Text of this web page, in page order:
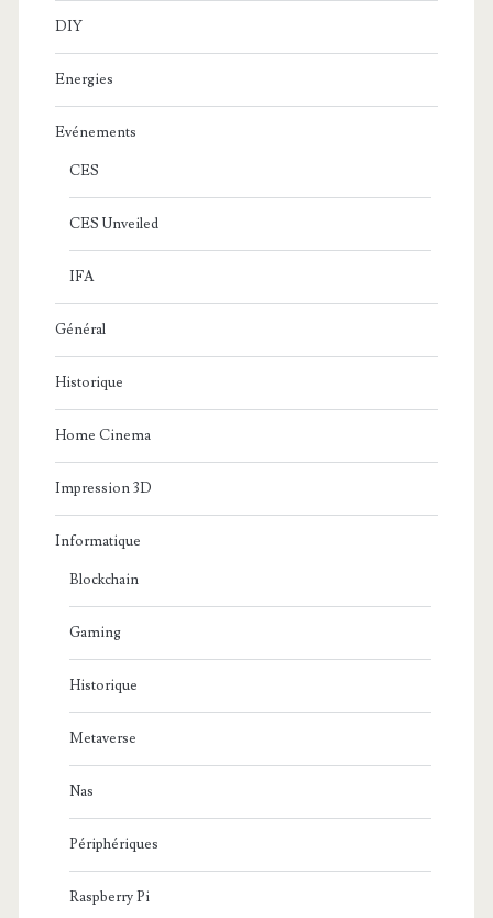
DIY
Energies
Evénements
CES
CES Unveiled
IFA
Général
Historique
Home Cinema
Impression 3D
Informatique
Blockchain
Gaming
Historique
Metaverse
Nas
Périphériques
Raspberry Pi